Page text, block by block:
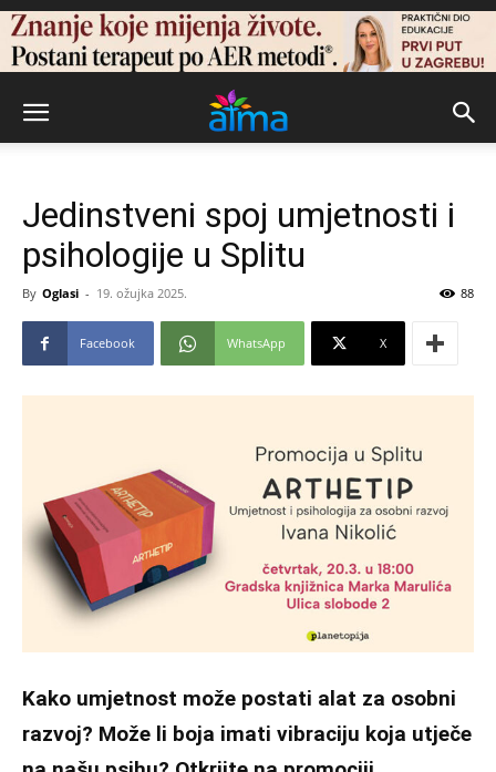
Jedinstveni spoj umjetnosti i
psihologije u Splitu
By Oglasi - 19. ožujka 2025. 88
Facebook WhatsApp X
Kako umjetnost može postati alat za osobni
razvoj? Može li boja imati vibraciju koja utječe